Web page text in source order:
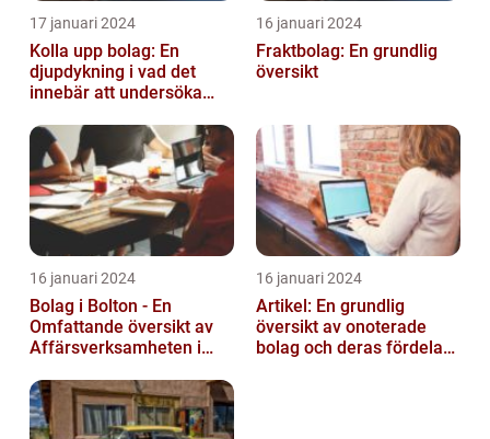
17 januari 2024
Kolla upp bolag: En
djupdykning i vad det
innebär att undersöka
16 januari 2024
Fraktbolag: En grundlig
översikt
16 januari 2024
Bolag i Bolton - En
Omfattande översikt av
Affärsverksamheten i
16 januari 2024
Artikel: En grundlig
översikt av onoterade
bolag och deras fördelar